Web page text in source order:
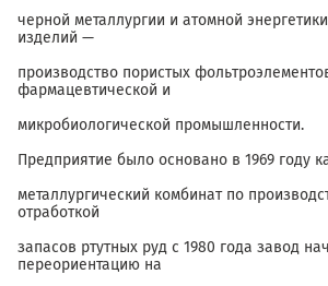
черной металлургии и атомной
изделий —
производство пористых
фармацевтической и
микробиологической промышленности.
Предприятие было основано в 1969 году
металлургический комбинат по
отработкой
запасов ртутных руд с 1980 года завод
переориентацию на